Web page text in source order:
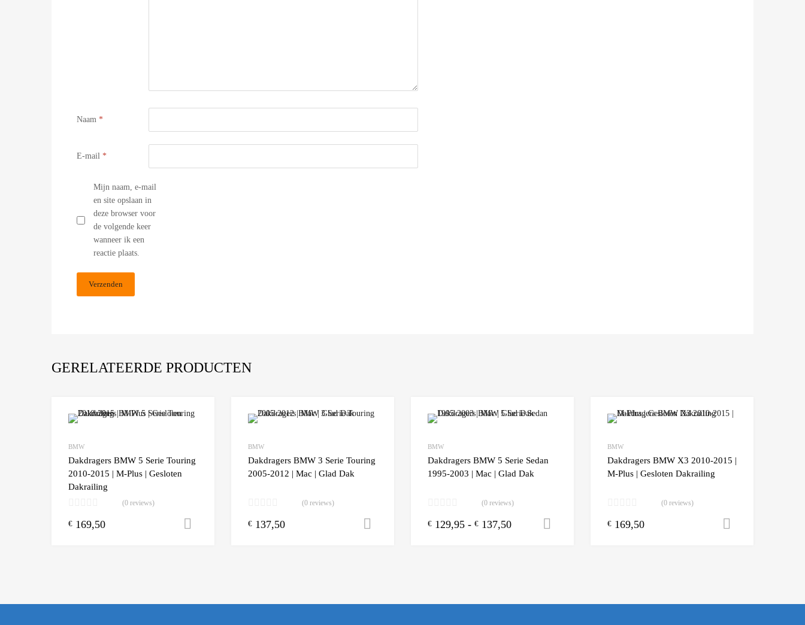
Naam *
E-mail *
Mijn naam, e-mail
en site opslaan in
deze browser voor
de volgende keer
wanneer ik een
reactie plaats.
GERELATEERDE PRODUCTEN
Add to Wishlist
BMW
Dakdragers BMW 5 Serie Touring
2010-2015 | M-Plus | Gesloten
Dakrailing
(0 reviews)
€ 169,50 Toevoegen aan winkelwagen
Add to Wishlist
BMW
Dakdragers BMW 3 Serie Touring
2005-2012 | Mac | Glad Dak
(0 reviews)
€ 137,50 Toevoegen aan winkelwagen
Add to Wishlist
BMW
Dakdragers BMW 5 Serie Sedan
1995-2003 | Mac | Glad Dak
(0 reviews)
€ 129,95 - € 137,50 Opties selecteren
BMW
Dakdragers BMW X3 2010-2015 |
M-Plus | Gesloten Dakrailing
(0 reviews)
€ 169,50